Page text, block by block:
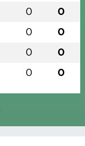
0 0
0 0
0 0
0 0